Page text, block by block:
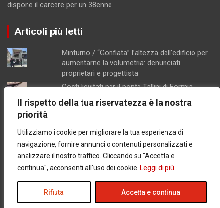
Il rispetto della tua riservatezza è la nostra
priorità
Utilizziamo i cookie per migliorare la tua esperienza di
navigazione, fornire annunci o contenuti personalizzati e
analizzare il nostro traffico. Cliccando su "Accetta e
continua", acconsenti all'uso dei cookie. Leggi di più
Rifiuta Accetta e continua
dispone il carcere per un 38enne
Articoli più letti
Minturno / “Gonfiata” l’altezza dell’edificio per
aumentarne la volumetria: denunciati
proprietari e progettista
Costi lievitati per il ponte Tallini di Formia,
l'analisi della consigliera Immacolata Arnone
Caso Mendico, crollano le iscrizioni al
Pacinotti di Santi Cosma e Damiano: soltanto
tre studenti, salta la prima classe
Concorsopoli all’Asl di Latina, licenziati